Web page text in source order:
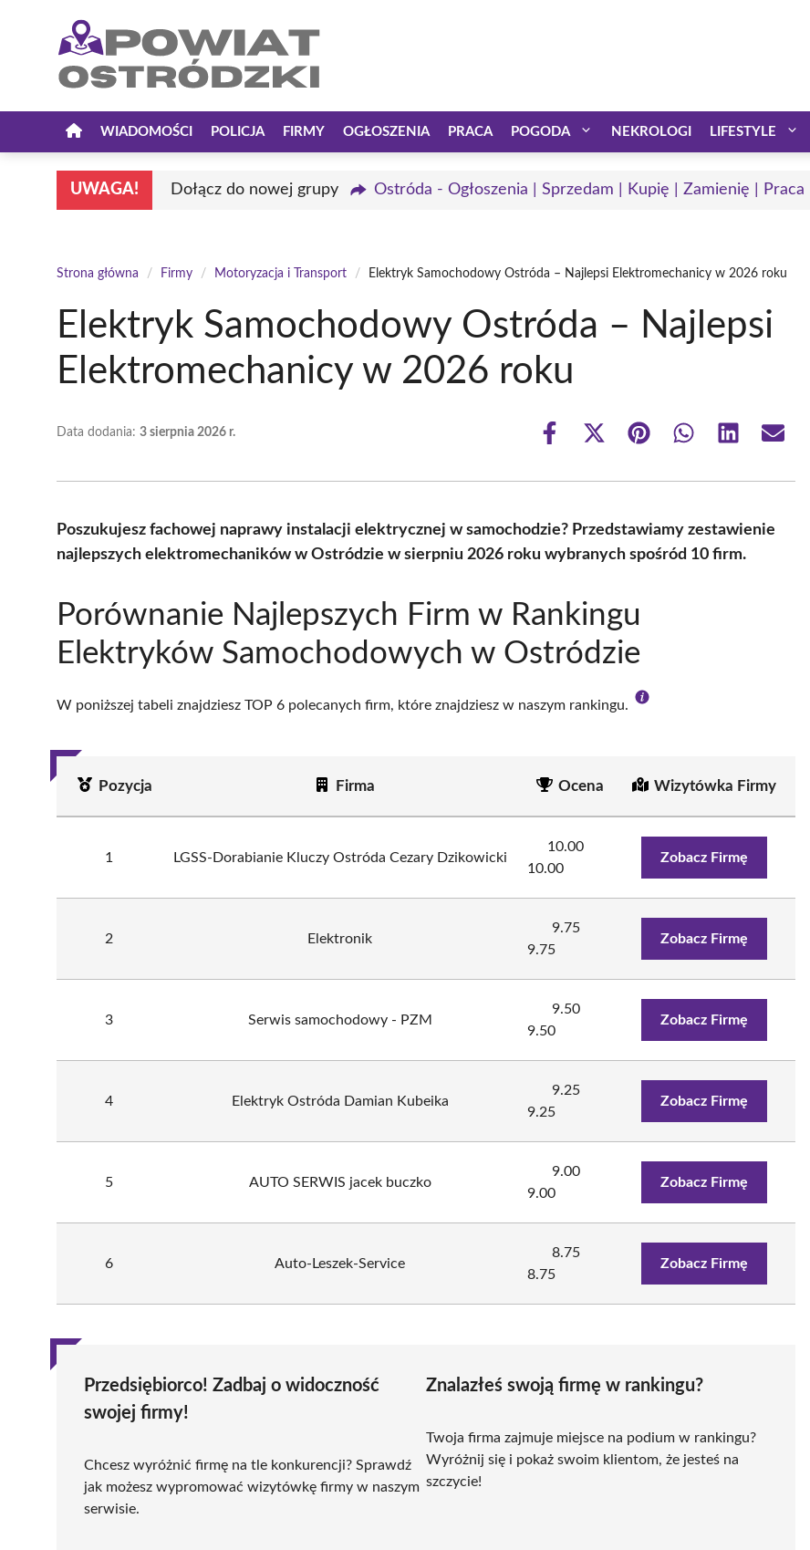
WIADOMOŚCI POLICJA FIRMY OGŁOSZENIA PRACA POGODA NEKROLOGI LIFESTYLE
UWAGA! Dołącz do nowej grupy Ostróda - Ogłoszenia | Sprzedam | Kupię | Zamienię | Praca
Strona główna / Firmy / Motoryzacja i Transport / Elektryk Samochodowy Ostróda – Najlepsi Elektromechanicy w 2026 roku
Elektryk Samochodowy Ostróda – Najlepsi
Elektromechanicy w 2026 roku
Data dodania: 3 sierpnia 2026 r.
Share
Share
(Twitter)
Share Share Share Share
Poszukujesz fachowej naprawy instalacji elektrycznej w samochodzie? Przedstawiamy zestawienie
najlepszych elektromechaników w Ostródzie w sierpniu 2026 roku wybranych spośród 10 firm.
Porównanie Najlepszych Firm w Rankingu
Elektryków Samochodowych w Ostródzie
W poniższej tabeli znajdziesz TOP 6 polecanych firm, które znajdziesz w naszym rankingu.
Pozycja Firma Ocena Wizytówka Firmy
1 LGSS-Dorabianie Kluczy Ostróda Cezary Dzikowicki
10.00
10.00
Zobacz Firmę
2 Elektronik
9.75
9.75
Zobacz Firmę
3 Serwis samochodowy - PZM
9.50
9.50
Zobacz Firmę
4 Elektryk Ostróda Damian Kubeika
9.25
9.25
Zobacz Firmę
5 AUTO SERWIS jacek buczko
9.00
9.00
Zobacz Firmę
6 Auto-Leszek-Service
8.75
8.75
Zobacz Firmę
Przedsiębiorco! Zadbaj o widoczność
swojej firmy!
Chcesz wyróżnić firmę na tle konkurencji? Sprawdź
jak możesz wypromować wizytówkę firmy w naszym
serwisie.
Znalazłeś swoją firmę w rankingu?
Twoja firma zajmuje miejsce na podium w rankingu?
Wyróżnij się i pokaż swoim klientom, że jesteś na
szczycie!